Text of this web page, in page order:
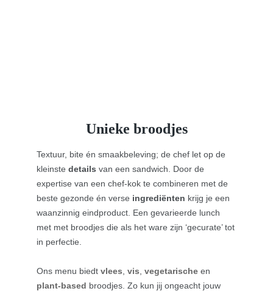
Unieke broodjes
Textuur, bite én smaakbeleving; de chef let op de
kleinste details van een sandwich. Door de
expertise van een chef-kok te combineren met de
beste gezonde én verse ingrediënten krijg je een
waanzinnig eindproduct. Een gevarieerde lunch
met met broodjes die als het ware zijn ‘gecurate’ tot
in perfectie.
Ons menu biedt vlees vis vegetarische en
plant-based broodjes. Zo kun jij ongeacht jouw